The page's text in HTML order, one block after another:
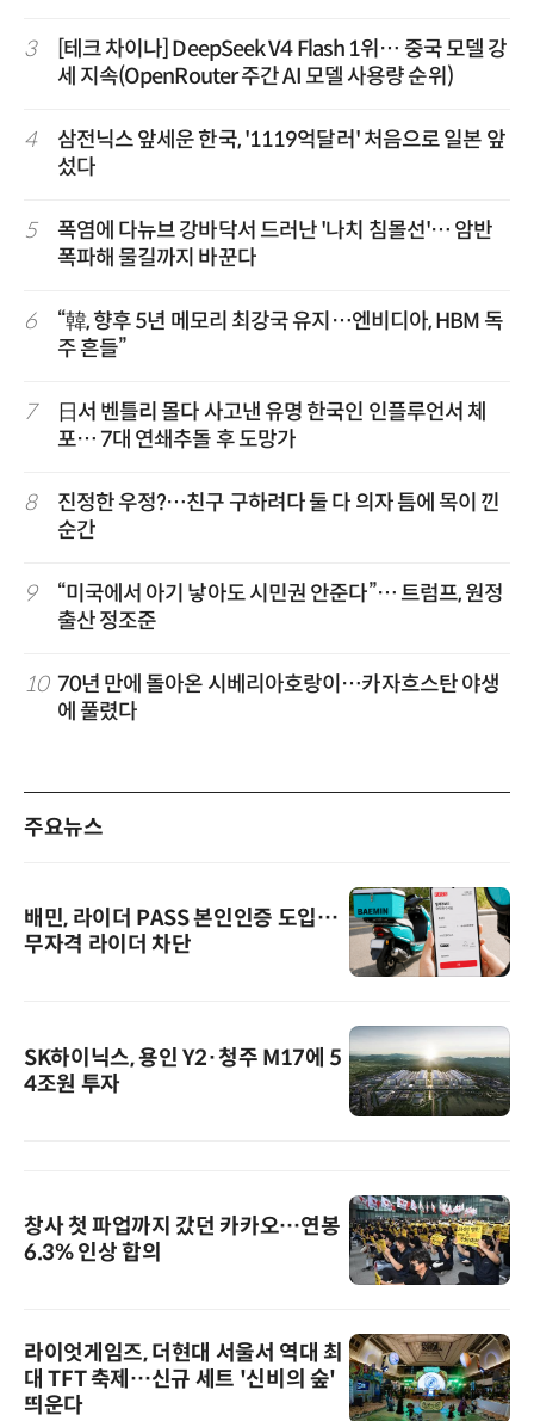
3
[테크 차이나] DeepSeek V4 Flash 1위… 중국 모델 강
세 지속(OpenRouter 주간 AI 모델 사용량 순위)
4
삼전닉스 앞세운 한국, '1119억달러' 처음으로 일본 앞
섰다
5
폭염에 다뉴브 강바닥서 드러난 '나치 침몰선'… 암반
폭파해 물길까지 바꾼다
6
“韓, 향후 5년 메모리 최강국 유지…엔비디아, HBM 독
주 흔들”
7
日서 벤틀리 몰다 사고낸 유명 한국인 인플루언서 체
포… 7대 연쇄추돌 후 도망가
8
진정한 우정?…친구 구하려다 둘 다 의자 틈에 목이 낀
순간
9
“미국에서 아기 낳아도 시민권 안준다”… 트럼프, 원정
출산 정조준
10 70년 만에 돌아온 시베리아호랑이…카자흐스탄 야생
에 풀렸다
주요뉴스
배민, 라이더 PASS 본인인증 도입…
무자격 라이더 차단
SK하이닉스, 용인 Y2·청주 M17에 5
4조원 투자
창사 첫 파업까지 갔던 카카오…연봉
6.3% 인상 합의
라이엇게임즈, 더현대 서울서 역대 최
대 TFT 축제…신규 세트 '신비의 숲'
띄운다